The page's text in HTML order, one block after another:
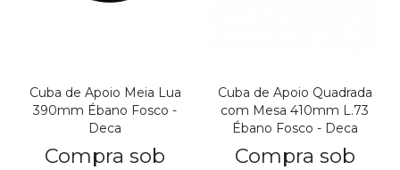
Cuba de Apoio Meia Lua
390mm Ébano Fosco -
Deca
Compra sob
Cuba de Apoio Quadrada
com Mesa 410mm L.73
Ébano Fosco - Deca
Compra sob